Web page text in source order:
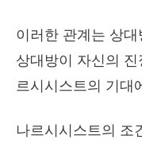
이러한 관계는 상
상대방이 자신의
르시시스트의 기대
나르시시스트의 조